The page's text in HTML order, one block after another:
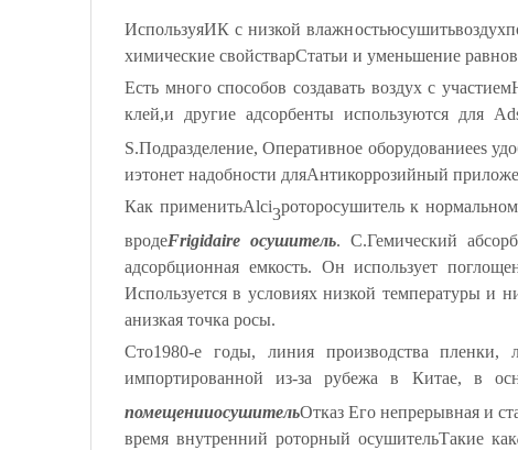
ИспользуяИК с низкой влажностьюсушитьвоздух
химические свойстваpСтатьи и уменьшение
Есть много способов создавать воздух с участием
клей,и другие адсорбенты используются для
S.Подразделение, Оперативное оборудованиеes
иэтонет надобности дляАнтикоррозийный
Как применитьAlci3роторосушитель к
вродеFrigidaire осушитель. C.Гемический
адсорбционная емкость. Он использует
Используется в условиях низкой температуры и
aнизкая точка росы.
Сто1980-е годы, линия производства пленки,
импортированной из-за рубежа в Китае, в
помещенииосушительОтказ Его непрерывная и
время внутренний роторный осушительТакие как